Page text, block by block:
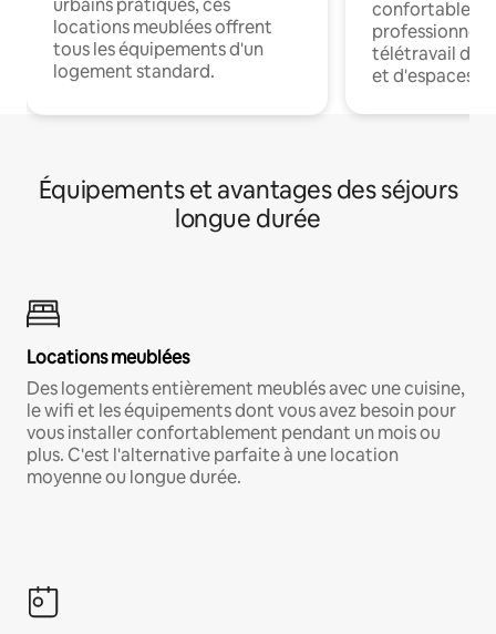
urbains pratiques, ces
locations meublées offrent
tous les équipements d'un
logement standard.
confortables
professionnels
télétravail
et d'espaces
Équipements et avantages des séjours
longue durée
Locations meublées
Des logements entièrement meublés avec une cuisine,
le wifi et les équipements dont vous avez besoin pour
vous installer confortablement pendant un mois ou
plus. C'est l'alternative parfaite à une location
moyenne ou longue durée.